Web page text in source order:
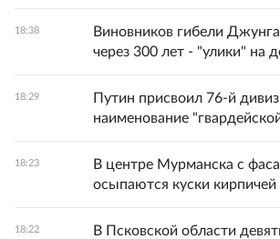
18:38
Виновников гибели
через 300 лет - "улики" на
18:29
Путин присвоил 76-й
наименование
18:23
В центре Мурманска с
осыпаются куски кирпичей
18:22
В Псковской области